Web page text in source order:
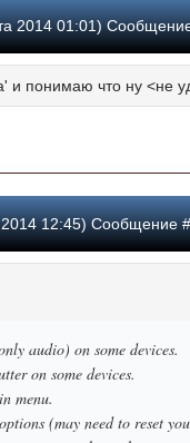
2014 01:01)
понимаю что ну <не
12:45) Сообщение
audio) on some devices.
on some devices.
menu.
(may need to reset